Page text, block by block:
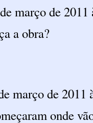
março de 2011
a obra?
março de 2011
onde